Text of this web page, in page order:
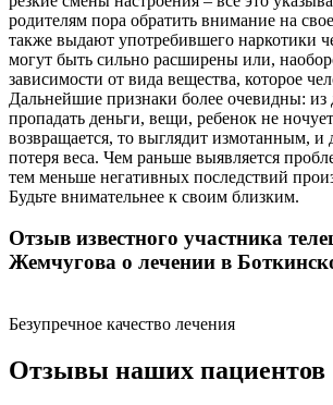
родителям пора обратить внимание на
также выдают употребившего наркотики
могут быть сильно расширены или,
зависимости от вида вещества, которое
Дальнейшие признаки более очевидны:
пропадать деньги, вещи, ребенок не
возвращается, то выглядит измотанным, и
потеря веса. Чем раньше выявляется
тем меньше негативных последствий
Будьте внимательнее к своим близким.
Отзыв известного участника
Жемчугова о лечении в
Безупречное качество лечения
Отзывы наших пациентов